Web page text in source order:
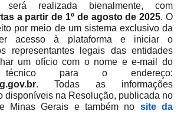
será realizada bienalmente, com
a partir de 1º de agosto de 2025. O
por meio de um sistema exclusivo da
acesso à plataforma e iniciar o
representantes legais das entidades
um ofício com o nome e e-mail do
técnico para o endereço:
. Todas as informações
disponíveis na Resolução, publicada no
Minas Gerais e também no site da